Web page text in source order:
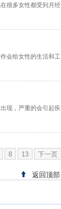
很多女性都受到月经
会给女性的生活和工
现，严重的会引起疾
8 13 下一页
返回顶部